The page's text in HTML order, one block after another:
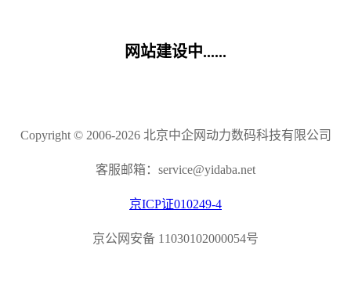
网站建设中......
Copyright © 2006-2026 北京中企网动力数码科技有限公司
客服邮箱：service@yidaba.net
京ICP证010249-4
京公网安备 11030102000054号